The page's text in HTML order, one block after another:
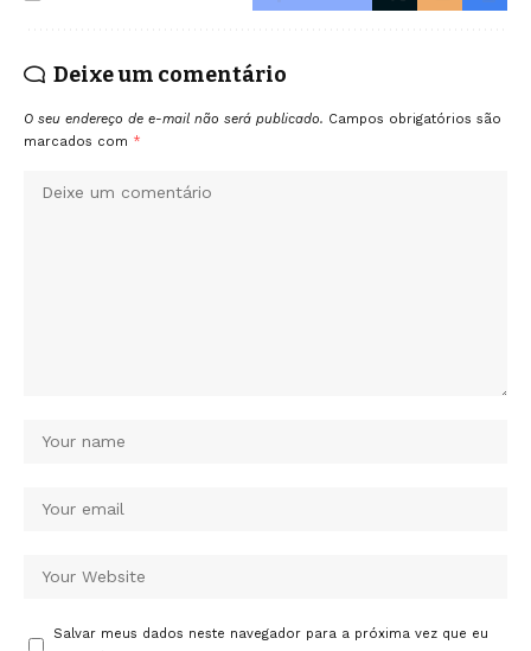
Deixe um comentário
O seu endereço de e-mail não será publicado. Campos obrigatórios são
marcados com *
Salvar meus dados neste navegador para a próxima vez que eu